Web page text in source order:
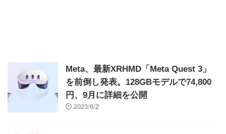
Meta、最新XRHMD「Meta Quest 3」
を前倒し発表。128GBモデルで74,800
円、9月に詳細を公開
2023/6/2